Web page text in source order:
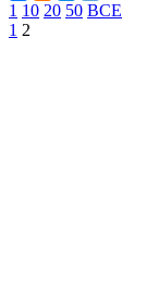
1 10 20 50 ВСЕ
1 2